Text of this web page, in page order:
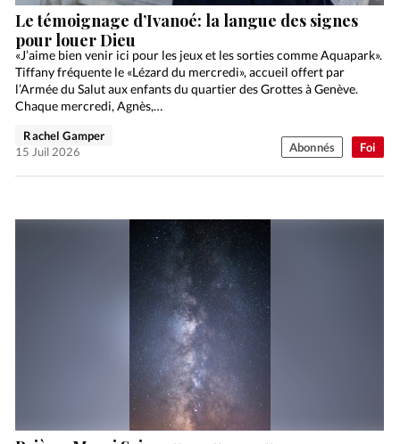
Foi
Le témoignage d’Ivanoé: la langue des signes
pour louer Dieu
«J’aime bien venir ici pour les jeux et les sorties comme Aquapark».
Tiffany fréquente le «Lézard du mercredi», accueil offert par
l’Armée du Salut aux enfants du quartier des Grottes à Genève.
Chaque mercredi, Agnès,…
Rachel Gamper
15 Juil 2026
Abonnés